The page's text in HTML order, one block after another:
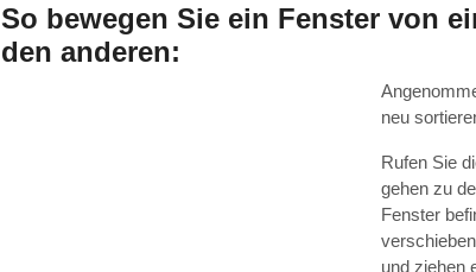
So bewegen Sie ein Fenster von
den anderen:
neu
Rufen Sie
gehen zu
Fenster
und ziehen